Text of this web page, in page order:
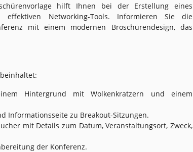
hilft Ihnen bei der Erstellung eines
effektiven Networking-Tools. Informieren Sie die
mit einem modernen Broschürendesign, das
Hintergrund mit Wolkenkratzern und einem
Informationsseite zu Breakout-Sitzungen.
mit Details zum Datum, Veranstaltungsort, Zweck,
der Konferenz.